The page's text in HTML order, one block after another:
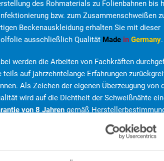
des Rohmaterials zu Folienbahnen bis
bzw. zum Zusammenschweißen
Beckenauskleidung erhalten Sie mit dieser
ausschließlich Qualität Made in Germany.
werden die Arbeiten von Fachkräften
teils auf jahrzehntelange Erfahrungen
Als Zeichen der eigenen Überzeugung von
wird auf die Dichtheit der Schweißnähte
von 8 Jahren gemäß